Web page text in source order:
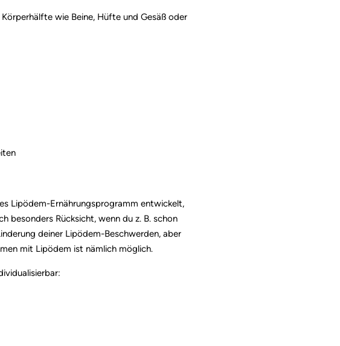
wie Beine, Hüfte und Gesäß oder
Lipödem-Ernährungsprogramm entwickelt,
besonders Rücksicht, wenn du z. B. schon
deiner Lipödem-Beschwerden, aber
mit Lipödem ist nämlich möglich.